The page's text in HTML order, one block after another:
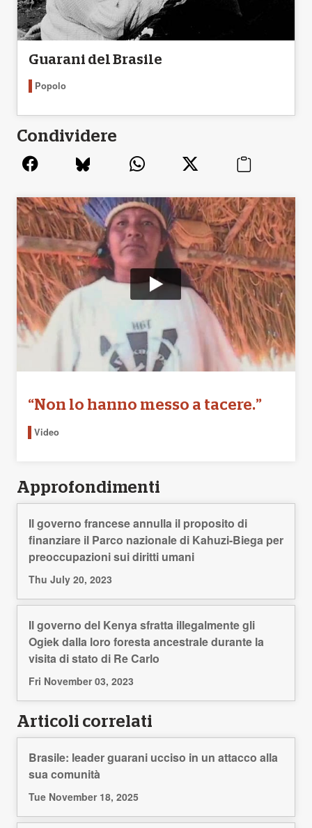
Guarani del Brasile
Popolo
Condividere
“Non lo hanno messo a tacere.”
Video
Approfondimenti
Il governo francese annulla il proposito di
finanziare il Parco nazionale di Kahuzi-Biega per
preoccupazioni sui diritti umani
Thu July 20, 2023
Il governo del Kenya sfratta illegalmente gli
Ogiek dalla loro foresta ancestrale durante la
visita di stato di Re Carlo
Fri November 03, 2023
Articoli correlati
Brasile: leader guarani ucciso in un attacco alla
sua comunità
Tue November 18, 2025